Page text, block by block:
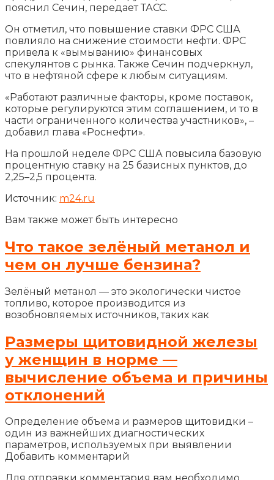
пояснил Сечин, передает ТАСС.
Он отметил, что повышение ставки ФРС США
повлияло на снижение стоимости нефти. ФРС
привела к «вымыванию» финансовых
спекулянтов с рынка. Также Сечин подчеркнул,
что в нефтяной сфере к любым ситуациям.
«Работают различные факторы, кроме поставок,
которые регулируются этим соглашением, и то в
части ограниченного количества участников», –
добавил глава «Роснефти».
На прошлой неделе ФРС США повысила базовую
процентную ставку на 25 базисных пунктов, до
2,25–2,5 процента.
Источник: m24.ru
Вам также может быть интересно
Что такое зелёный метанол и
чем он лучше бензина?
Зелёный метанол — это экологически чистое
топливо, которое производится из
возобновляемых источников, таких как
Размеры щитовидной железы
у женщин в норме —
вычисление объема и причины
отклонений
Определение объема и размеров щитовидки –
один из важнейших диагностических
параметров, используемых при выявлении
Добавить комментарий